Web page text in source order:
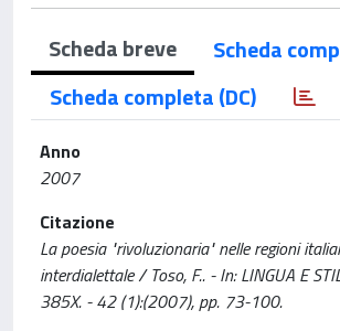
Scheda breve
Scheda
Scheda completa (DC)
Anno
2007
Citazione
La poesia "rivoluzionaria" nelle regioni
interdialettale / Toso, F.. - In: LINGUA E
385X. - 42 (1):(2007), pp. 73-100.